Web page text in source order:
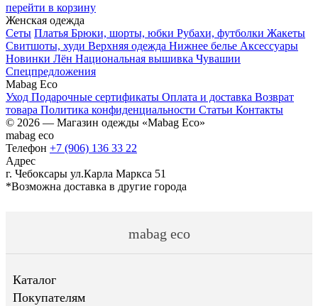
перейти в корзину
Женская одежда
Сеты Платья Брюки, шорты, юбки Рубахи, футболки Жакеты
Свитшоты, худи Верхняя одежда Нижнее белье Аксессуары
Новинки Лён Национальная вышивка Чувашии
Спецпредложения
Mabag Eco
Уход Подарочные сертификаты Оплата и доставка Возврат
товара Политика конфиденциальности Статьи Контакты
© 2026 — Магазин одежды «Mabag Eco»
mabag eco
Телефон +7 (906) 136 33 22
Адрес
г. Чебоксары ул.Карла Маркса 51
*Возможна доставка в другие города
mabag eco
Каталог
Покупателям